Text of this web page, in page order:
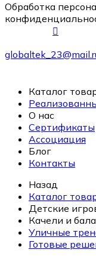
Обработка
Каталог
О нас
Сертификаты
Ассоциация
Блог
Контакты
Назад
Каталог
Детские
Качели и
Уличные
Готовые